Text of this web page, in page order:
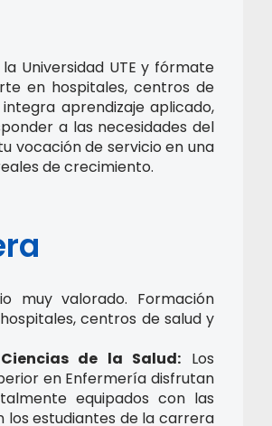
Universidad UTE y fórmate
en hospitales, centros de
aprendizaje aplicado,
a las necesidades del
vocación de servicio en una
de crecimiento.
muy valorado. Formación
centros de salud y
de la Salud: Los
en Enfermería disfrutan
equipados con las
los estudiantes de la carrera